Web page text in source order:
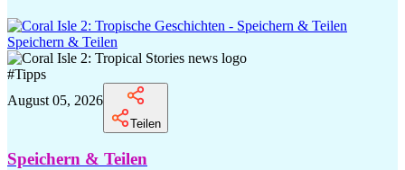
Speichern & Teilen
#Tipps
August 05, 2026
Teilen
Speichern & Teilen